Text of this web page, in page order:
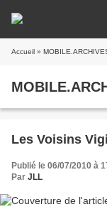
Accueil »
Les Voisins
Publié le 06/07/2010 à
Par JLL